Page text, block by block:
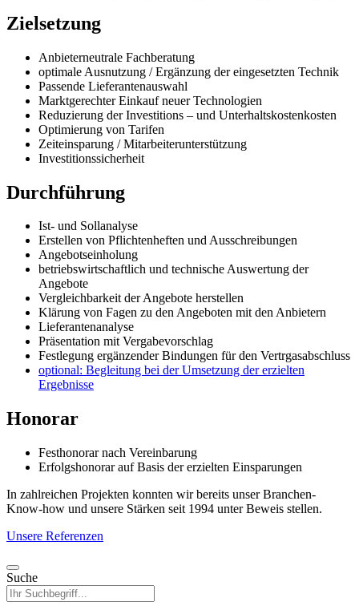
Zielsetzung
Anbieterneutrale Fachberatung
optimale Ausnutzung / Ergänzung der eingesetzten Technik
Passende Lieferantenauswahl
Marktgerechter Einkauf neuer Technologien
Reduzierung der Investitions – und Unterhaltskostenkosten
Optimierung von Tarifen
Zeiteinsparung / Mitarbeiterunterstützung
Investitionssicherheit
Durchführung
Ist- und Sollanalyse
Erstellen von Pflichtenheften und Ausschreibungen
Angebotseinholung
betriebswirtschaftlich und technische Auswertung der
Angebote
Vergleichbarkeit der Angebote herstellen
Klärung von Fagen zu den Angeboten mit den Anbietern
Lieferantenanalyse
Präsentation mit Vergabevorschlag
Festlegung ergänzender Bindungen für den Vertrgasabschluss
optional: Begleitung bei der Umsetzung der erzielten
Ergebnisse
Honorar
Festhonorar nach Vereinbarung
Erfolgshonorar auf Basis der erzielten Einsparungen
In zahlreichen Projekten konnten wir bereits unser Branchen-
Know-how und unsere Stärken seit 1994 unter Beweis stellen.
Unsere Referenzen
Suche